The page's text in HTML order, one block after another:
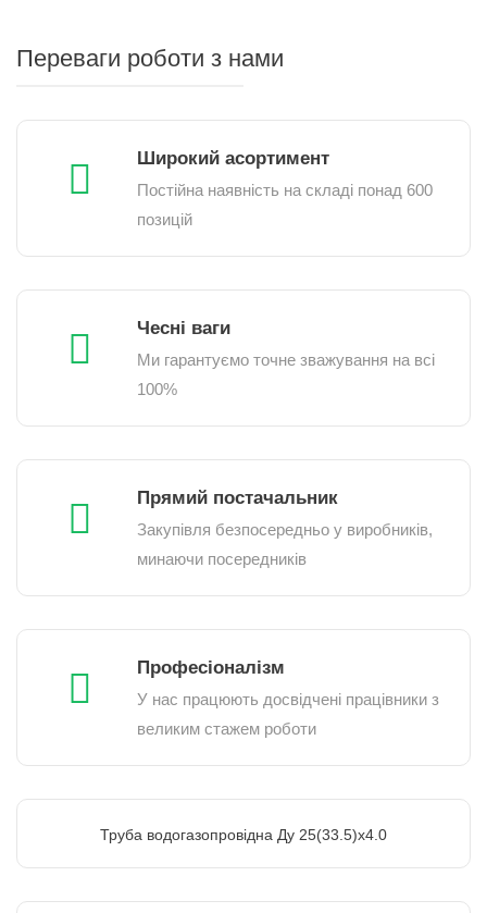
Переваги роботи з нами
Широкий асортимент
Постійна наявність на складі понад 600
позицій
Чесні ваги
Ми гарантуємо точне зважування на всі
100%
Прямий постачальник
Закупівля безпосередньо у виробників,
минаючи посередників
Професіоналізм
У нас працюють досвідчені працівники з
великим стажем роботи
Труба водогазопровідна Ду 25(33.5)х4.0